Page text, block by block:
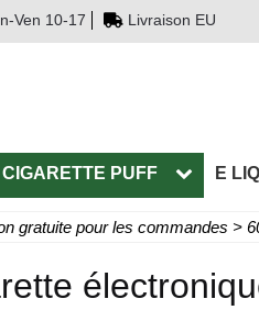
Ven 10-17 Livraison EU
CIGARETTE PUFF E
gratuite pour les commandes >